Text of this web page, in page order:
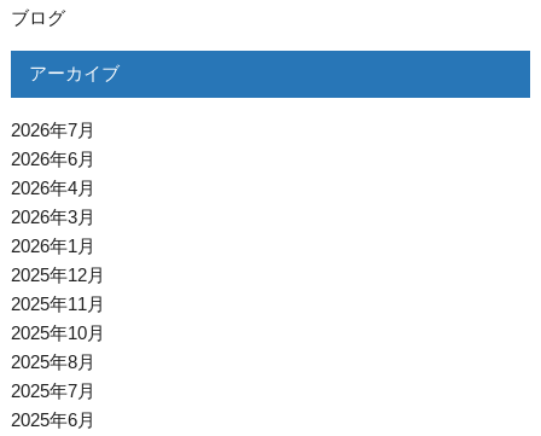
ブログ
アーカイブ
2026年7月
2026年6月
2026年4月
2026年3月
2026年1月
2025年12月
2025年11月
2025年10月
2025年8月
2025年7月
2025年6月